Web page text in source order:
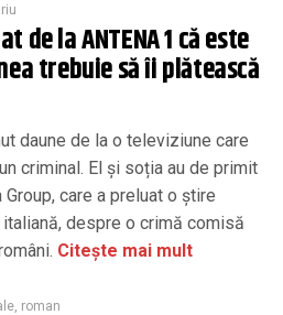
de la ANTENA 1 că este
trebuie să îi plătească
daune de la o televiziune care
criminal. El și soția au de primit
care a preluat o știre
despre o crimă comisă
Citește mai mult
, roman